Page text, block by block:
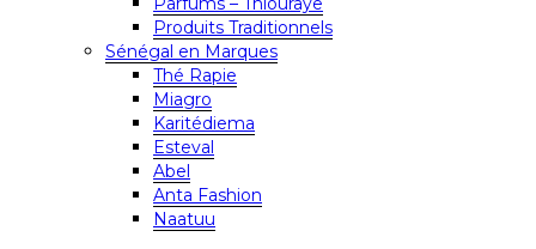
Produits Traditionnels
Sénégal en Marques
Thé Rapie
Miagro
Karitédiema
Esteval
Abel
Anta Fashion
Naatuu